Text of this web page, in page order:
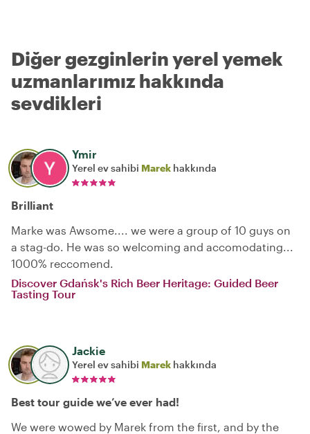
Diğer gezginlerin yerel yemek
uzmanlarımız hakkında
sevdikleri
Ymir
Yerel ev sahibi Marek hakkında
Brilliant
Marke was Awsome.... we were a group of 10 guys on
a stag-do. He was so welcoming and accomodating...
1000% reccomend.
Discover Gdańsk's Rich Beer Heritage: Guided Beer
Tasting Tour
Jackie
Yerel ev sahibi Marek hakkında
Best tour guide we’ve ever had!
We were wowed by Marek from the first, and by the